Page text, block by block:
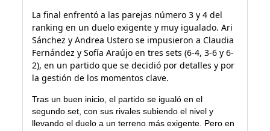
La final enfrentó a las parejas número 3 y 4 del
ranking en un duelo exigente y muy igualado. Ari
Sánchez y Andrea Ustero se impusieron a Claudia
Fernández y Sofía Araújo en tres sets (6-4, 3-6 y 6-
2), en un partido que se decidió por detalles y por
la gestión de los momentos clave.
Tras un buen inicio, el partido se igualó en el
segundo set, con sus rivales subiendo el nivel y
llevando el duelo a un terreno más exigente. Pero en